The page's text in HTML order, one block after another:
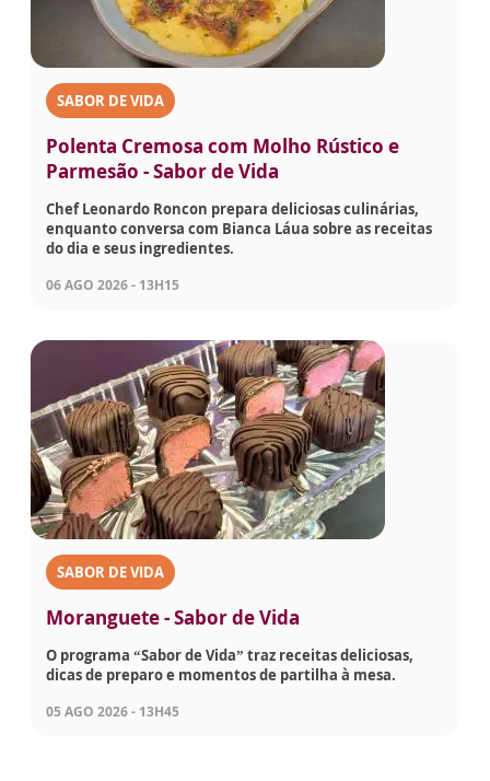
SABOR DE VIDA
Polenta Cremosa com Molho Rústico e
Parmesão - Sabor de Vida
Chef Leonardo Roncon prepara deliciosas culinárias,
enquanto conversa com Bianca Láua sobre as receitas
do dia e seus ingredientes.
06 AGO 2026 - 13H15
SABOR DE VIDA
Moranguete - Sabor de Vida
O programa “Sabor de Vida” traz receitas deliciosas,
dicas de preparo e momentos de partilha à mesa.
05 AGO 2026 - 13H45